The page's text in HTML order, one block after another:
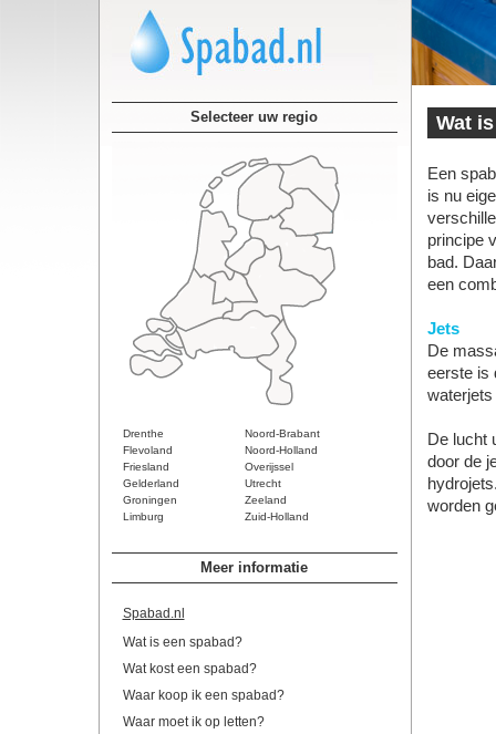
Selecteer uw regio
Drenthe
Noord-Brabant
Flevoland
Noord-Holland
Friesland
Overijssel
Gelderland
Utrecht
Groningen
Zeeland
Limburg
Zuid-Holland
Meer informatie
Spabad.nl
Wat is een spabad?
Wat kost een spabad?
Waar koop ik een spabad?
Waar moet ik op letten?
Wat
Een
is nu
principe
bad.
een
Jets
De
eerste is
De lucht
door de
worden